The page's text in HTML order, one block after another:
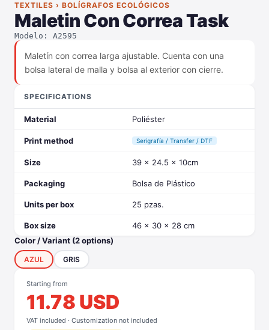
TEXTILES › BOLÍGRAFOS ECOLÓGICOS
Maletin Con Correa Task
Modelo: A2595
Maletín con correa larga ajustable. Cuenta con una
bolsa lateral de malla y bolsa al exterior con cierre.
SPECIFICATIONS
Material Poliéster
Print method Serigrafía / Transfer / DTF
Size 39 x 24.5 x 10cm
Packaging Bolsa de Plástico
Units per box 25 pzas.
Box size
46 x 30 x 28 cm
Color / Variant (2 options)
AZUL GRIS
Starting from
11.78 USD
VAT included · Customization not included